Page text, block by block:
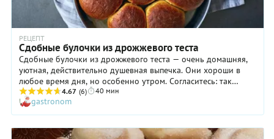
РЕЦЕПТ
Cдобные булочки из дрожжевого теста
Сдобные булочки из дрожжевого теста — очень домашняя,
уютная, действительно душевная выпечка. Они хороши в
любое время дня, но особенно утром. Согласитесь: так
приятно просыпаться от аромата свежей выпечки! Конечно,
это потребует от хозяйки особого героизма, даже если речь
идет о выходном дне, ведь на расстойку теста уходит
несколько часов. Ловите лайфхак! Замесите дрожжевое
тесто для сдобных булочек вечером и уберите в
4.67 (6) 40 мин
gastronom